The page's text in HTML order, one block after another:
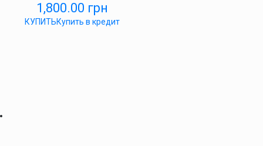
1,800.00 грн
КУПИТЬКупить в кредит